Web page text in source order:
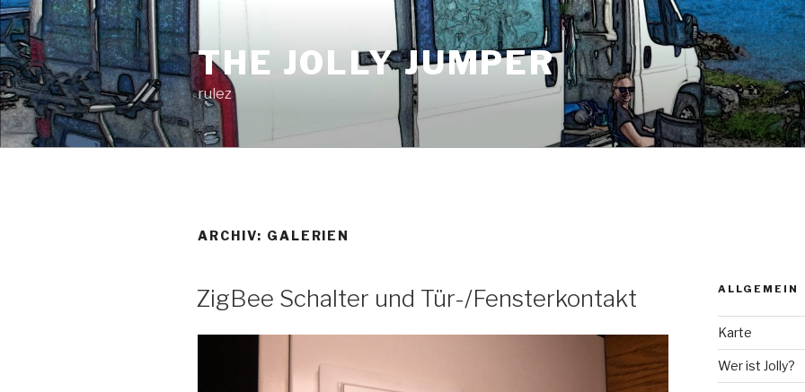
Zum
Inhalt
springen
THE JOLLY JUMPER
rulez
ARCHIV: GALERIEN
ZigBee Schalter und Tür-/Fensterkontakt ALLGEMEIN
Karte
Wer ist Jolly?